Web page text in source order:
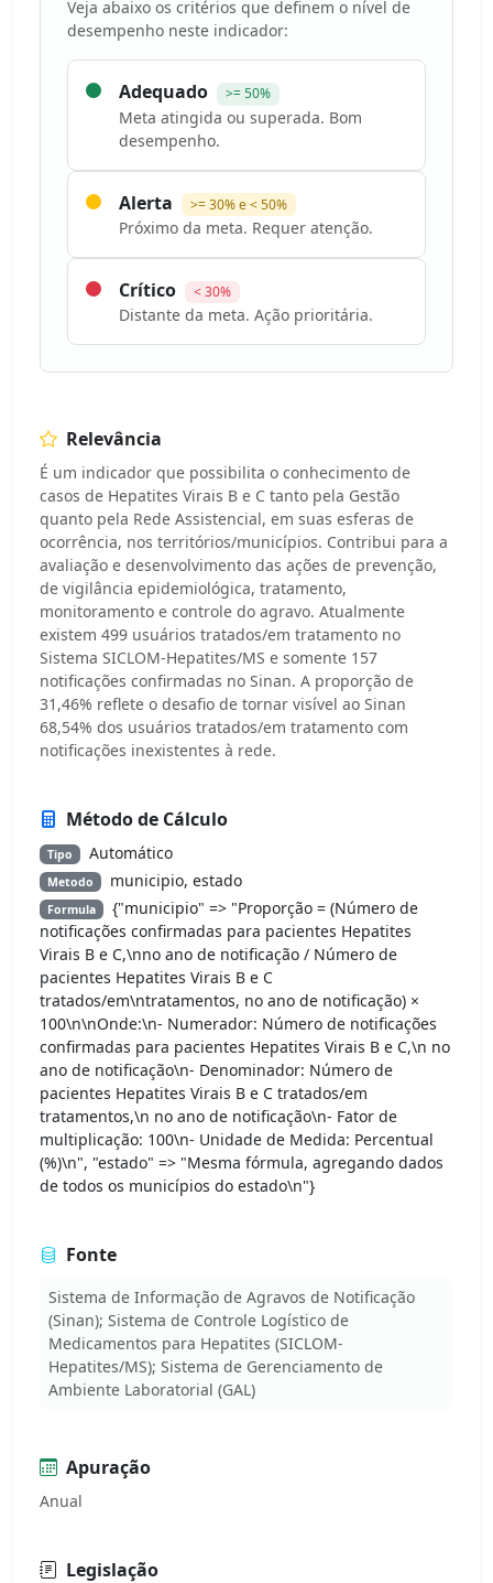
Veja abaixo os critérios que definem o nível de
desempenho neste indicador:
Adequado >= 50%
Meta atingida ou superada. Bom
desempenho.
Alerta >= 30% e < 50%
Próximo da meta. Requer atenção.
Crítico < 30%
Distante da meta. Ação prioritária.
Relevância
É um indicador que possibilita o conhecimento de
casos de Hepatites Virais B e C tanto pela Gestão
quanto pela Rede Assistencial, em suas esferas de
ocorrência, nos territórios/municípios. Contribui para a
avaliação e desenvolvimento das ações de prevenção,
de vigilância epidemiológica, tratamento,
monitoramento e controle do agravo. Atualmente
existem 499 usuários tratados/em tratamento no
Sistema SICLOM-Hepatites/MS e somente 157
notificações confirmadas no Sinan. A proporção de
31,46% reflete o desafio de tornar visível ao Sinan
68,54% dos usuários tratados/em tratamento com
notificações inexistentes à rede.
Método de Cálculo
Tipo Automático
Metodo municipio, estado
Formula
{"municipio" => "Proporção = (Número de
notificações confirmadas para pacientes Hepatites
Virais B e C,\nno ano de notificação / Número de
pacientes Hepatites Virais B e C
tratados/em\ntratamentos, no ano de notificação) ×
100\n\nOnde:\n- Numerador: Número de notificações
confirmadas para pacientes Hepatites Virais B e C,\n no
ano de notificação\n- Denominador: Número de
pacientes Hepatites Virais B e C tratados/em
tratamentos,\n no ano de notificação\n- Fator de
multiplicação: 100\n- Unidade de Medida: Percentual
(%)\n", "estado" => "Mesma fórmula, agregando dados
de todos os municípios do estado\n"}
Fonte
Sistema de Informação de Agravos de Notificação
(Sinan); Sistema de Controle Logístico de
Medicamentos para Hepatites (SICLOM-
Hepatites/MS); Sistema de Gerenciamento de
Ambiente Laboratorial (GAL)
Apuração
Anual
Legislação